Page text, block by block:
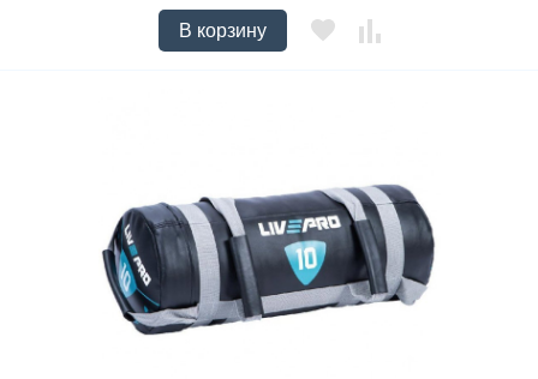
В корзину